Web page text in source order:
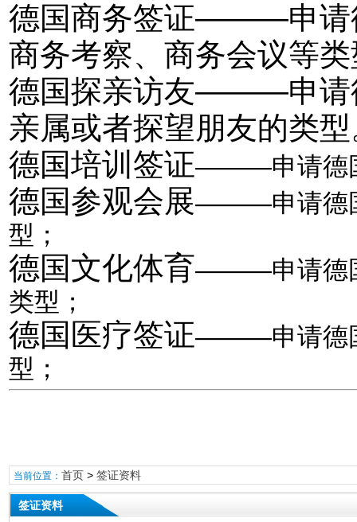
德国商务签证———申请
商务考察、商务会议等
德国探亲访友———申请
亲属或者探望朋友的类
德国培训签证———申请德
德国参观会展———申请德
型；
德国文化体育———申请德
类型；
德国医疗签证———申请德
型；
当前位置： 首页> 签证资料
签证资料